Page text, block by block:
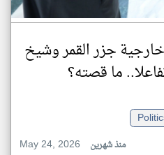
جزر القمر وشيخ
ما قصته؟
May 24, 2026
منذ شهرين